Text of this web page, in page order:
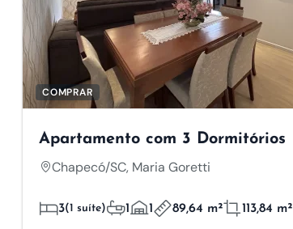
COMPRAR
Apartamento com 3 Dormitórios
Chapecó/SC, Maria Goretti
3(1 suíte) 1 1 89,64 m² 113,84 m²